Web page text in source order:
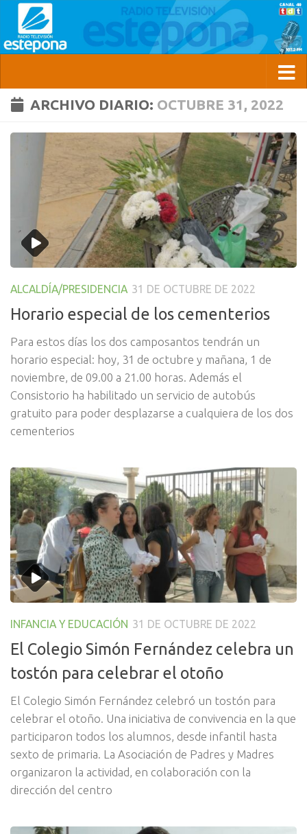
ARCHIVO DIARIO: OCTUBRE 31, 2022
ALCALDÍA/PRESIDENCIA 31 DE OCTUBRE DE 2022
Horario especial de los cementerios
Para estos días los dos camposantos tendrán un
horario especial: hoy, 31 de octubre y mañana, 1 de
noviembre, de 09.00 a 21.00 horas. Además el
Consistorio ha habilitado un servicio de autobús
gratuito para poder desplazarse a cualquiera de los dos
cementerios
INFANCIA Y EDUCACIÓN 31 DE OCTUBRE DE 2022
El Colegio Simón Fernández celebra un
tostón para celebrar el otoño
El Colegio Simón Fernández celebró un tostón para
celebrar el otoño. Una iniciativa de convivencia en la que
participaron todos los alumnos, desde infantil hasta
sexto de primaria. La Asociación de Padres y Madres
organizaron la actividad, en colaboración con la
dirección del centro